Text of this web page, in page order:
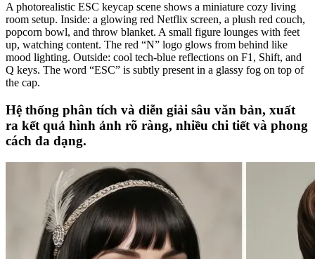
A photorealistic ESC keycap scene shows a miniature cozy living
room setup. Inside: a glowing red Netflix screen, a plush red couch,
popcorn bowl, and throw blanket. A small figure lounges with feet
up, watching content. The red “N” logo glows from behind like
mood lighting. Outside: cool tech-blue reflections on F1, Shift, and
Q keys. The word “ESC” is subtly present in a glassy fog on top of
the cap.
Hệ thống phân tích và diễn giải sâu văn bản, xuất
ra kết quả hình ảnh rõ ràng, nhiều chi tiết và phong
cách đa dạng.